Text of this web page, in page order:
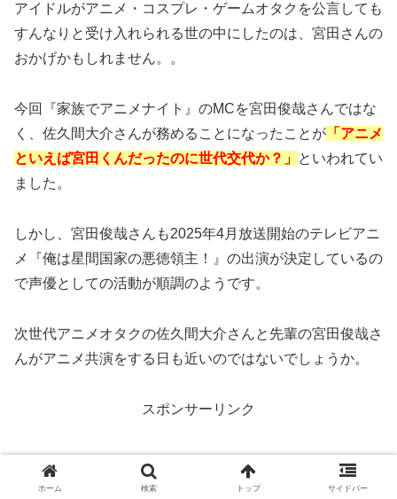
アイドルがアニメ・コスプレ・ゲームオタクを公言しても
すんなりと受け入れられる世の中にしたのは、宮田さんの
おかげかもしれません。。
今回『家族でアニメナイト』のMCを宮田俊哉さんではな
く、佐久間大介さんが務めることになったことが 「アニメ
といえば宮田くんだったのに世代交代か？」 といわれてい
ました。
しかし、宮田俊哉さんも2025年4月放送開始のテレビアニ
メ『俺は星間国家の悪徳領主！』の出演が決定しているの
で声優としての活動が順調のようです。
次世代アニメオタクの佐久間大介さんと先輩の宮田俊哉さ
んがアニメ共演をする日も近いのではないでしょうか。
スポンサーリンク
ホーム 検索 トップ サイドバー